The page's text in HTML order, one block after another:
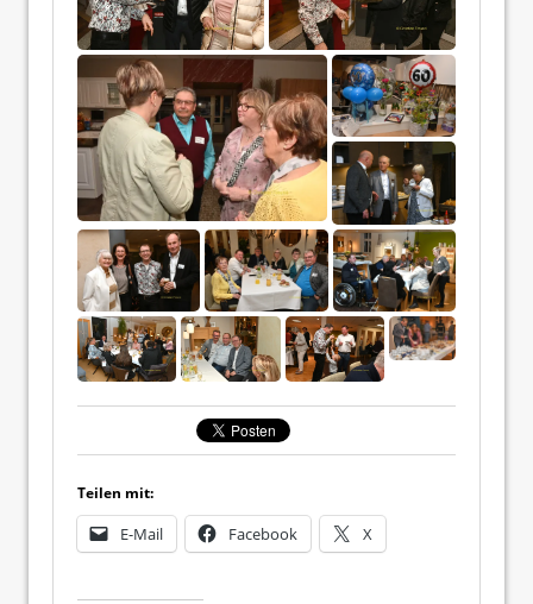
Teilen mit:
E-Mail Facebook X